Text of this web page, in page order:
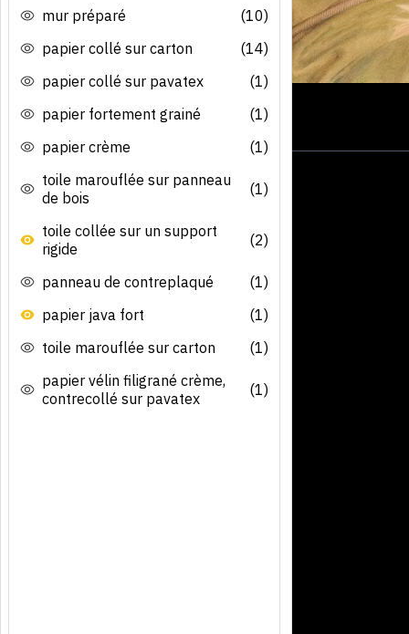
mur préparé
(10)
papier collé sur carton
(14)
papier collé sur pavatex
(1)
papier fortement grainé
(1)
papier crème
(1)
toile marouflée sur panneau
de bois
(1)
toile collée sur un support
rigide
(2)
panneau de contreplaqué
(1)
papier java fort
(1)
toile marouflée sur carton
(1)
papier vélin filigrané crème,
contrecollé sur pavatex
(1)